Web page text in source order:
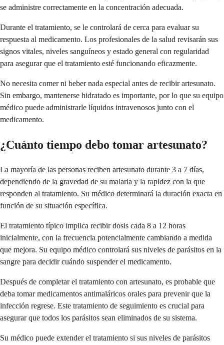
se administre correctamente en la concentración adecuada.
Durante el tratamiento, se le controlará de cerca para evaluar su
respuesta al medicamento. Los profesionales de la salud revisarán sus
signos vitales, niveles sanguíneos y estado general con regularidad
para asegurar que el tratamiento esté funcionando eficazmente.
No necesita comer ni beber nada especial antes de recibir artesunato.
Sin embargo, mantenerse hidratado es importante, por lo que su equipo
médico puede administrarle líquidos intravenosos junto con el
medicamento.
¿Cuánto tiempo debo tomar artesunato?
La mayoría de las personas reciben artesunato durante 3 a 7 días,
dependiendo de la gravedad de su malaria y la rapidez con la que
responden al tratamiento. Su médico determinará la duración exacta en
función de su situación específica.
El tratamiento típico implica recibir dosis cada 8 a 12 horas
inicialmente, con la frecuencia potencialmente cambiando a medida
que mejora. Su equipo médico controlará sus niveles de parásitos en la
sangre para decidir cuándo suspender el medicamento.
Después de completar el tratamiento con artesunato, es probable que
deba tomar medicamentos antimaláricos orales para prevenir que la
infección regrese. Este tratamiento de seguimiento es crucial para
asegurar que todos los parásitos sean eliminados de su sistema.
Su médico puede extender el tratamiento si sus niveles de parásitos